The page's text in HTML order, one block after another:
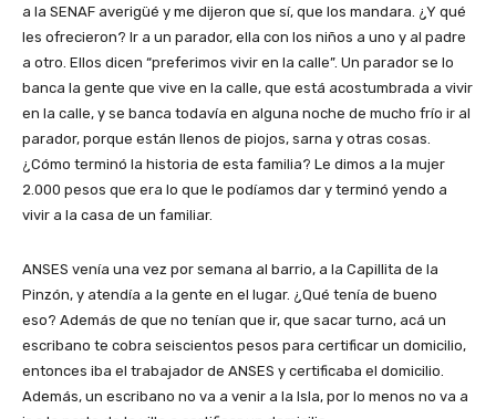
a la SENAF averigüé y me dijeron que sí, que los mandara. ¿Y qué
les ofrecieron? Ir a un parador, ella con los niños a uno y al padre
a otro. Ellos dicen “preferimos vivir en la calle”. Un parador se lo
banca la gente que vive en la calle, que está acostumbrada a vivir
en la calle, y se banca todavía en alguna noche de mucho frío ir al
parador, porque están llenos de piojos, sarna y otras cosas.
¿Cómo terminó la historia de esta familia? Le dimos a la mujer
2.000 pesos que era lo que le podíamos dar y terminó yendo a
vivir a la casa de un familiar.
ANSES venía una vez por semana al barrio, a la Capillita de la
Pinzón, y atendía a la gente en el lugar. ¿Qué tenía de bueno
eso? Además de que no tenían que ir, que sacar turno, acá un
escribano te cobra seiscientos pesos para certificar un domicilio,
entonces iba el trabajador de ANSES y certificaba el domicilio.
Además, un escribano no va a venir a la Isla, por lo menos no va a